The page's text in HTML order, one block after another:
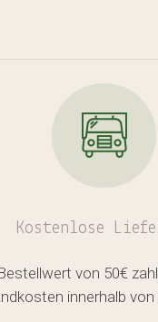
befinden sich
im
Kostenlose
von 50€
innerhalb von